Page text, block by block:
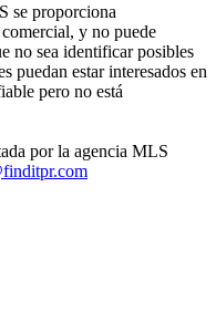
se proporciona
y no puede
no sea identificar posibles
puedan estar interesados en
pero no está
por la agencia MLS